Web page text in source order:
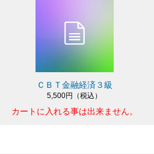
ＣＢＴ金融経済３級
5,500円（税込）
カートに入れる事は出来ません。